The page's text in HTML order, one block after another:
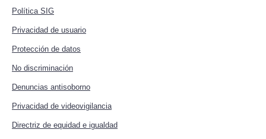
Política SIG
Privacidad de usuario
Protección de datos
No discriminación
Denuncias antisoborno
Privacidad de videovigilancia
Directriz de equidad e igualdad